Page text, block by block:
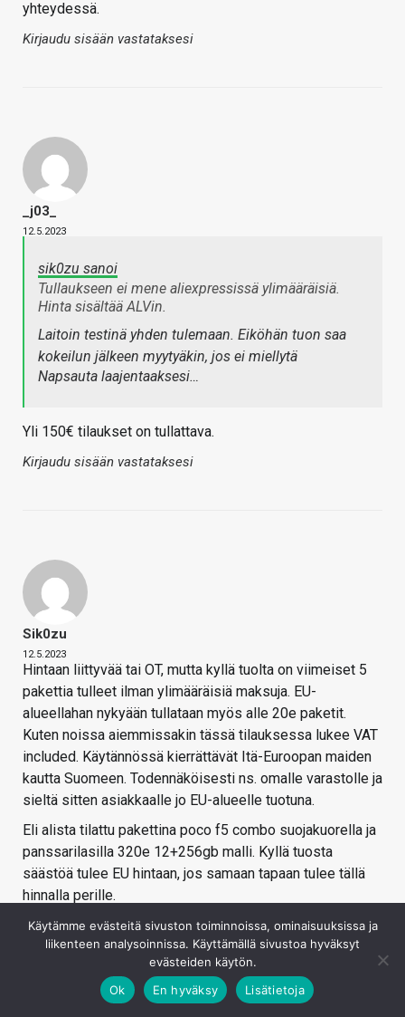
yhteydessä.
Kirjaudu sisään vastataksesi
_j03_
12.5.2023
sik0zu sanoi
Tullaukseen ei mene aliexpressissä ylimääräisiä.
Hinta sisältää ALVin.
Laitoin testinä yhden tulemaan. Eiköhän tuon saa
kokeilun jälkeen myytyäkin, jos ei miellytä
Napsauta laajentaaksesi…
Yli 150€ tilaukset on tullattava.
Kirjaudu sisään vastataksesi
Sik0zu
12.5.2023
Hintaan liittyvää tai OT, mutta kyllä tuolta on viimeiset 5
pakettia tulleet ilman ylimääräisiä maksuja. EU-
alueellahan nykyään tullataan myös alle 20e paketit.
Kuten noissa aiemmissakin tässä tilauksessa lukee VAT
included. Käytännössä kierrättävät Itä-Euroopan maiden
kautta Suomeen. Todennäköisesti ns. omalle varastolle ja
sieltä sitten asiakkaalle jo EU-alueelle tuotuna.
Eli alista tilattu pakettina poco f5 combo suojakuorella ja
panssarilasilla 320e 12+256gb malli. Kyllä tuosta
säästöä tulee EU hintaan, jos samaan tapaan tulee tällä
hinnalla perille.
Kirjaudu sisään vastataksesi
Käytämme evästeitä sivuston toiminnoissa, ominaisuuksissa ja
liikenteen analysoinnissa. Käyttämällä sivustoa hyväksyt
evästeiden käytön.
Ok
En hyväksy Lisätietoja